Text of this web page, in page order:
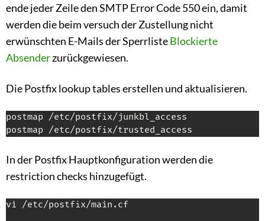
ende jeder Zeile den SMTP Error Code 550 ein, damit
werden die beim versuch der Zustellung nicht
erwünschten E-Mails der SperrlisteBlockierte
Absenderzurückgewiesen.
Die Postfix lookup tables erstellen und aktualisieren.
postmap /etc/postfix/junkbl_access
postmap /etc/postfix/trusted_access
In der Postfix Hauptkonfiguration werden die
restriction checks hinzugefügt.
vi /etc/postfix/main.cf